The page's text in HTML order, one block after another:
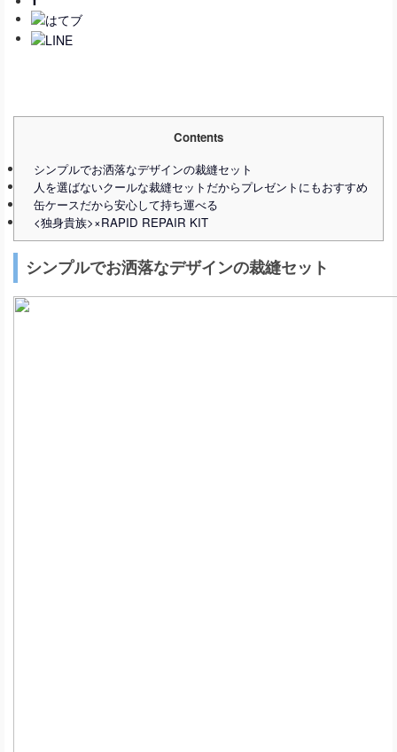
Contents
シンプルでお洒落なデザインの裁縫セット
人を選ばないクールな裁縫セットだからプレゼントにもおすすめ
缶ケースだから安心して持ち運べる
<独身貴族>×RAPID REPAIR KIT
シンプルでお洒落なデザインの裁縫セット